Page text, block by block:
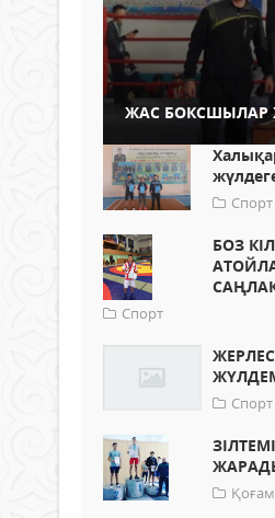
ЖАС БОКСШЫЛАР
Спорт
БОЗ
Спорт
Спорт
Қоғам